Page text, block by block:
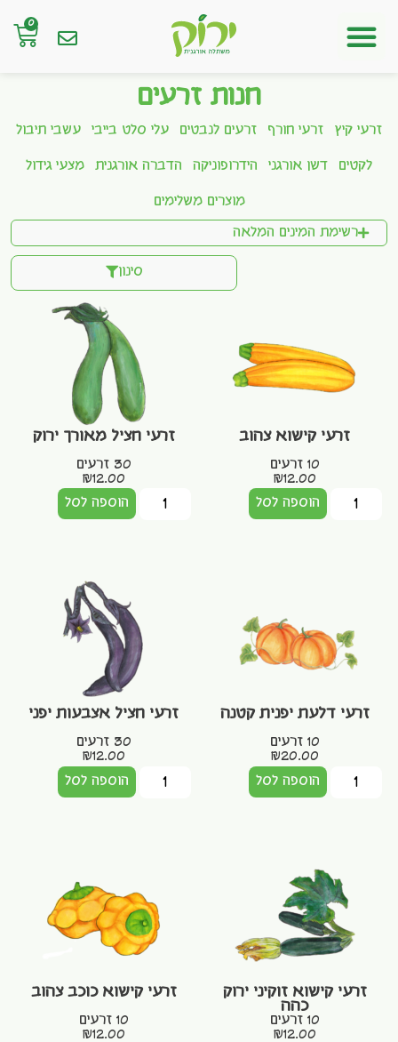
0
חנות זרעים
זרעי קיץ זרעי חורף זרעים לנבטים עלי סלט בייבי עשבי תיבול
לקטים דשן אורגני הידרופוניקה הדברה אורגנית מצעי גידול
מוצרים משלימים
רשימת המינים המלאה
סינון
זרעי קישוא צהוב
10 זרעים
₪12.00
הוספה לסל
זרעי חציל מאורך ירוק
30 זרעים
₪12.00
הוספה לסל
זרעי דלעת יפנית קטנה
10 זרעים
₪20.00
הוספה לסל
זרעי חציל אצבעות יפני
30 זרעים
₪12.00
הוספה לסל
זרעי קישוא זוקיני ירוק
כהה
10 זרעים
₪12.00
זרעי קישוא כוכב צהוב
10 זרעים
₪12.00